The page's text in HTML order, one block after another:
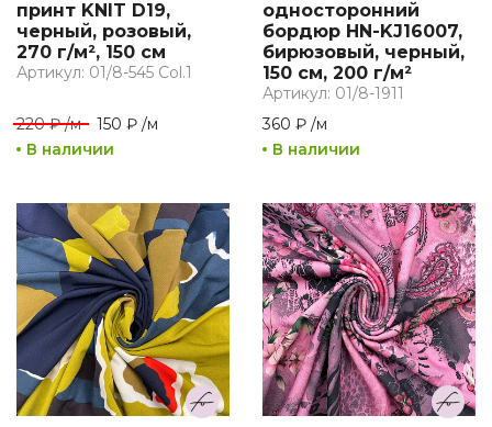
принт KNIT D19,
черный, розовый,
270 г/м², 150 см
Артикул: 01/8-545 Col.1
220 ₽/м 150 ₽ /м
В наличии
односторонний
бордюр HN-KJ16007,
бирюзовый, черный,
150 см, 200 г/м²
Артикул: 01/8-1911
360 ₽ /м
В наличии